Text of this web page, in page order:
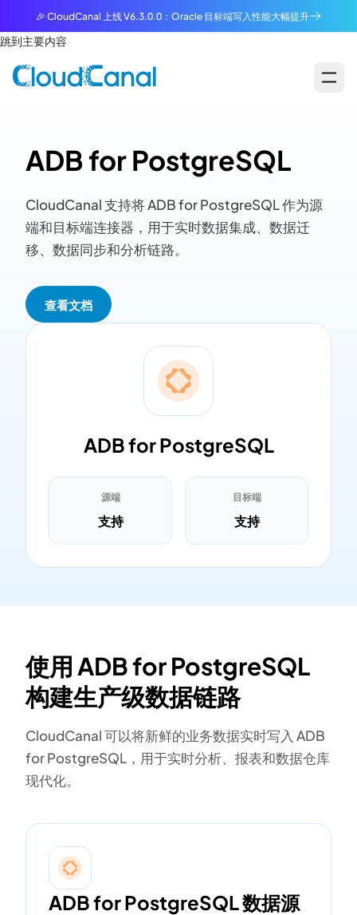
🎉 CloudCanal 上线 V6.3.0.0：Oracle 目标端写入性能大幅提升
跳到主要内容
ADB for PostgreSQL
CloudCanal 支持将 ADB for PostgreSQL 作为源
端和目标端连接器，用于实时数据集成、数据迁
移、数据同步和分析链路。
查看文档
ADB for PostgreSQL
源端
支持
目标端
支持
使用 ADB for PostgreSQL
构建生产级数据链路
CloudCanal 可以将新鲜的业务数据实时写入 ADB
for PostgreSQL，用于实时分析、报表和数据仓库
现代化。
ADB for PostgreSQL 数据源